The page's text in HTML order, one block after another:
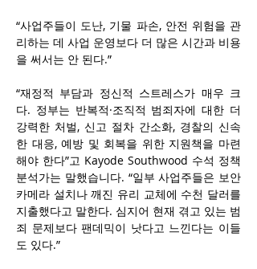
“사업주들이 도난, 기물 파손, 안전 위험을 관
리하는 데 사업 운영보다 더 많은 시간과 비용
을 써서는 안 된다.”
“재정적 부담과 정신적 스트레스가 매우 크
다. 정부는 반복적·조직적 범죄자에 대한 더
강력한 처벌, 신고 절차 간소화, 경찰의 신속
한 대응, 예방 및 회복을 위한 지원책을 마련
해야 한다”고 Kayode Southwood 수석 정책
분석가는 말했습니다. “일부 사업주들은 보안
카메라 설치나 깨진 유리 교체에 수천 달러를
지출했다고 말한다. 심지어 현재 겪고 있는 범
죄 문제보다 팬데믹이 낫다고 느낀다는 이들
도 있다.”